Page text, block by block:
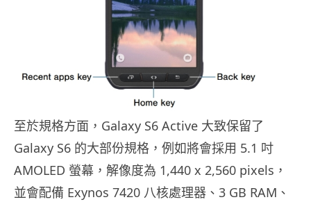
至於規格方面，Galaxy S6 Active 大致保留了
Galaxy S6 的大部份規格，例如將會採用 5.1 吋
AMOLED 螢幕，解像度為 1,440 x 2,560 pixels，
並會配備 Exynos 7420 八核處理器、3 GB RAM、